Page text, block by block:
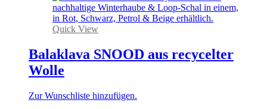
Quick View
Balaklava SNOOD aus recycelter
Wolle
Zur Wunschliste hinzufügen.